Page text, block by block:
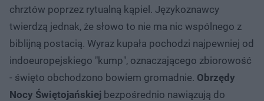
chrztów poprzez rytualną kąpiel. Językoznawcy
twierdzą jednak, że słowo to nie ma nic wspólnego z
biblijną postacią. Wyraz kupała pochodzi najpewniej od
indoeuropejskiego "kump", oznaczającego zbiorowość
- święto obchodzono bowiem gromadnie. Obrzędy
Nocy Świętojańskiej bezpośrednio nawiązują do